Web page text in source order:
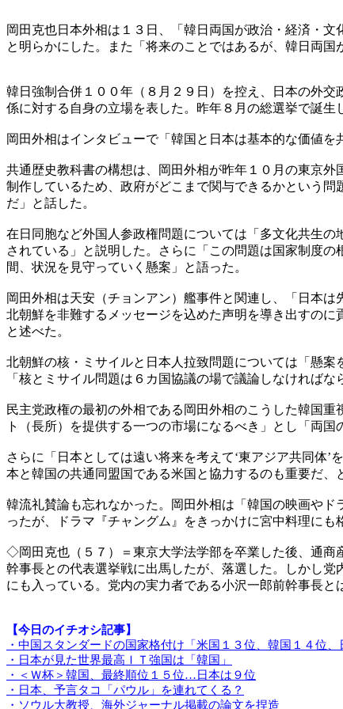
岡田克也日本外相は１３日、「韓日両国が政治・経済・
と明らかにした。また「将来のことではあるが、韓日両国
韓日強制合併１００年（８月２９日）を控え、日本の外
係に対する自身の立場を表した。昨年８月の総選挙で誕生
岡田外相はインタビューで「韓国と日本は基本的な価値
共通歴史教科書の構想は、岡田外相が昨年１０月の東京
制作しているため、政府がどこまで関与できるかという
だ」と話した。
在日同胞など外国人参政権問題については「多文化共生
されている」と説明した。さらに「この問題は国家制度
間、状況を見守っていく懸案」と語った。
岡田外相は天安（チョンアン）艦事件と関連し、「日本
北朝鮮を非難するメッセージを込めた声明を導き出すの
と述べた。
北朝鮮の核・ミサイルと日本人拉致問題については「懸
「核とミサイル問題は６カ国協議の場で議論しなければ
民主党政権の最初の外相である岡田外相のこうした韓国
ト（長所）を提供する一つの市場になるべき」とし「両
さらに「日本としては遠い将来を考えて‘東アジア共同体
本と韓国の共通同盟国である米国と協力するのも重要だ、
韓流礼賛論も忘れなかった。岡田外相は「韓国の映画や
ったが、ドラマ『チャングム』をきっかけに宮中料理にも
◇岡田克也（５７）＝東京大学法学部を卒業した後、通商
幹事長との代表選挙戦に出馬したが、落選した。しかし
にも入っている。党内の実力者である小沢一郎前幹事長と
【今日のイチオシ記事】
・中国スタンダードの国家格付け「米国１３位、韓国１４位、
・日本が見た世界最高ＩＴ強国は「韓国」
・＜Ｗ杯＞韓国、最終順位１５位…日本は９位
・日本、予言タコ「パウル」を連れてくる？
・ソウル大教授、海外ジャーナル掲載の論文を捏造